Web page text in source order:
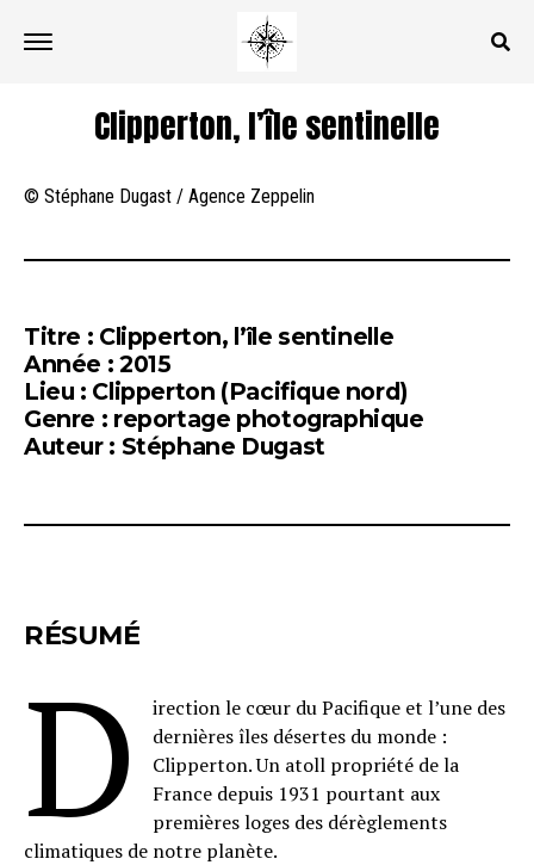
Clipperton, l’île sentinelle
© Stéphane Dugast / Agence Zeppelin
Titre : Clipperton, l’île sentinelle
Année : 2015
Lieu : Clipperton (Pacifique nord)
Genre : reportage photographique
Auteur : Stéphane Dugast
RÉSUMÉ
D
irection le cœur du Pacifique et l’une des
dernières îles désertes du monde :
Clipperton. Un atoll propriété de la
France depuis 1931 pourtant aux
premières loges des dérèglements
climatiques de notre planète.